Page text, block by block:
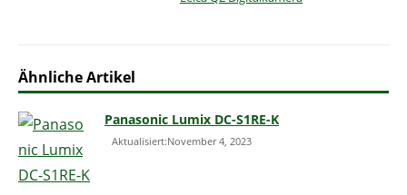
Ähnliche Artikel
Panasonic Lumix DC-S1RE-K
Aktualisiert:November 4, 2023